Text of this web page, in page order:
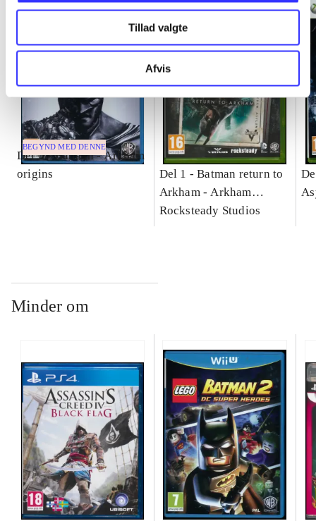
Tillad valgte
Afvis
BEGYND MED DENNE
Del 0 -Batman - Arkham
origins
Del 1 -Batman return to
Arkham - Arkham
Asylum
Rocksteady Studios
Minder om